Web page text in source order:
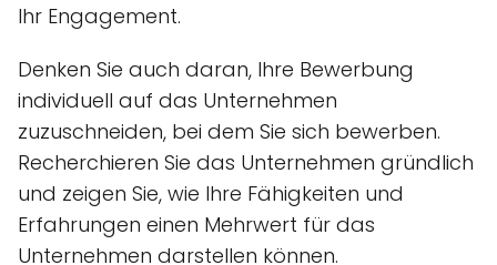
Ihr Engagement.
Denken Sie auch daran, Ihre Bewerbung
individuell auf das Unternehmen
zuzuschneiden, bei dem Sie sich bewerben.
Recherchieren Sie das Unternehmen gründlich
und zeigen Sie, wie Ihre Fähigkeiten und
Erfahrungen einen Mehrwert für das
Unternehmen darstellen können.